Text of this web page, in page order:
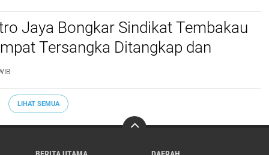
Jaya Bongkar Sindikat Tembakau
Tersangka Ditangkap dan
Kilogram Barang Bukti Disita
LIHAT SEMUA